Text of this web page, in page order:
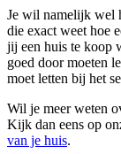
Je wil namelijk wel
die exact weet hoe
jij een huis te koop
goed door moeten
moet letten bij het
Wil je meer weten
Kijk dan eens op
van je huis.